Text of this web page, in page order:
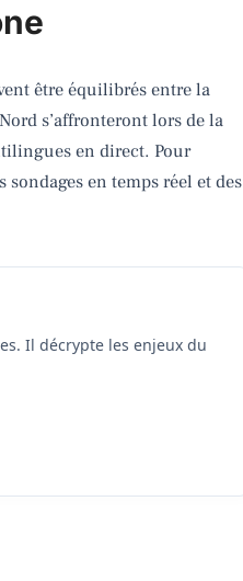
être équilibrés entre la
s’affronteront lors de la
en direct. Pour
en temps réel et des
Il décrypte les enjeux du